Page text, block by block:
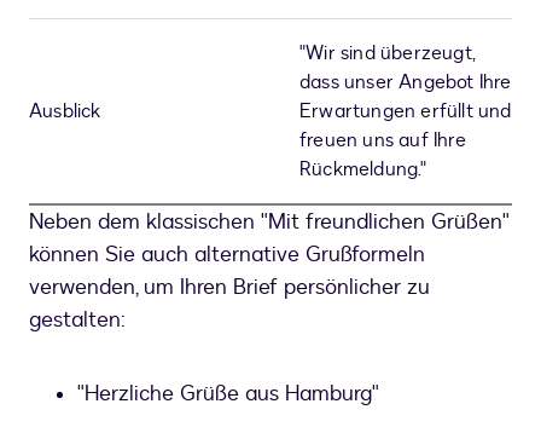
Ausblick
"Wir sind überzeugt,
dass unser Angebot Ihre
Erwartungen erfüllt und
freuen uns auf Ihre
Rückmeldung."
Neben dem klassischen "Mit freundlichen Grüßen"
können Sie auch alternative Grußformeln
verwenden, um Ihren Brief persönlicher zu
gestalten:
"Herzliche Grüße aus Hamburg"